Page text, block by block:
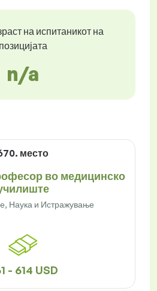
на испитаникот на
позицијата
n/a
место
во медицинско
Наука и Истражување
- 614 USD